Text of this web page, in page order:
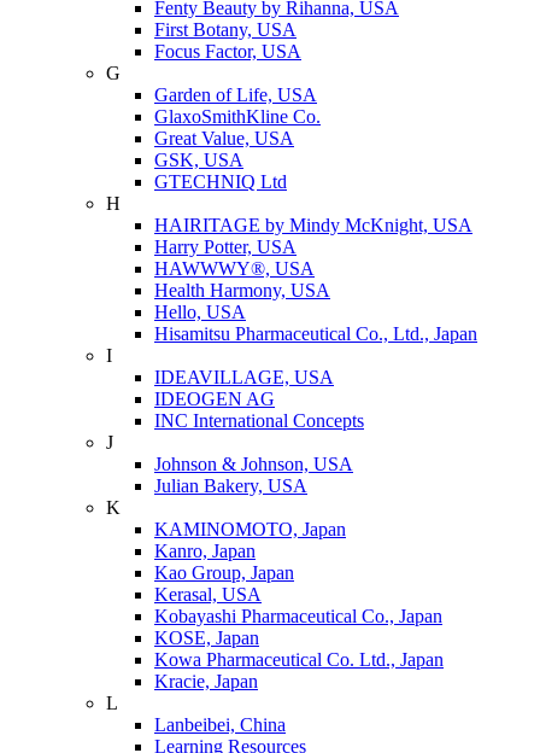
Fenty Beauty by Rihanna, USA
First Botany, USA
Focus Factor, USA
G
Garden of Life, USA
GlaxoSmithKline Co.
Great Value, USA
GSK, USA
GTECHNIQ Ltd
H
HAIRITAGE by Mindy McKnight, USA
Harry Potter, USA
HAWWWY®, USA
Health Harmony, USA
Hello, USA
Hisamitsu Pharmaceutical Co., Ltd., Japan
I
IDEAVILLAGE, USA
IDEOGEN AG
INC International Concepts
J
Johnson & Johnson, USA
Julian Bakery, USA
K
KAMINOMOTO, Japan
Kanro, Japan
Kao Group, Japan
Kerasal, USA
Kobayashi Pharmaceutical Co., Japan
KOSE, Japan
Kowa Pharmaceutical Co. Ltd., Japan
Kracie, Japan
L
Lanbeibei, China
Learning Resources